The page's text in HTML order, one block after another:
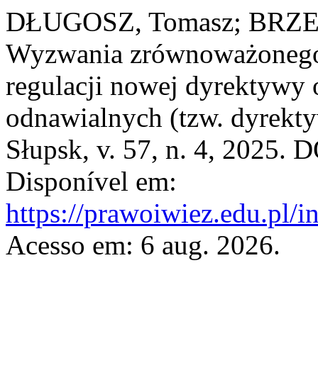
DŁUGOSZ, Tomasz;
Wyzwania
regulacji nowej dyrektywy
odnawialnych (tzw.
Słupsk, v. 57, n. 4, 2025.
Disponível em:
https://prawoiwiez.edu.pl/
Acesso em: 6 aug. 2026.